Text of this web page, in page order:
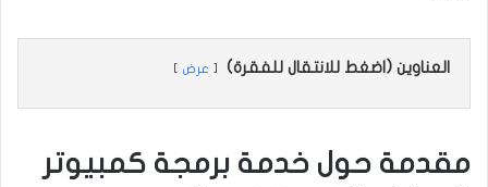
العناوين (اضغط للانتقال للفقرة) عرض
مقدمة حول خدمة برمجة كمبيوتر